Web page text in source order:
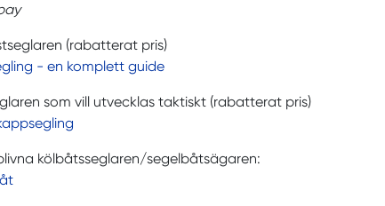
(rabatterat pris)
- en komplett guide
som vill utvecklas taktiskt (rabatterat pris)
kölbåtsseglaren/segelbåtsägaren: